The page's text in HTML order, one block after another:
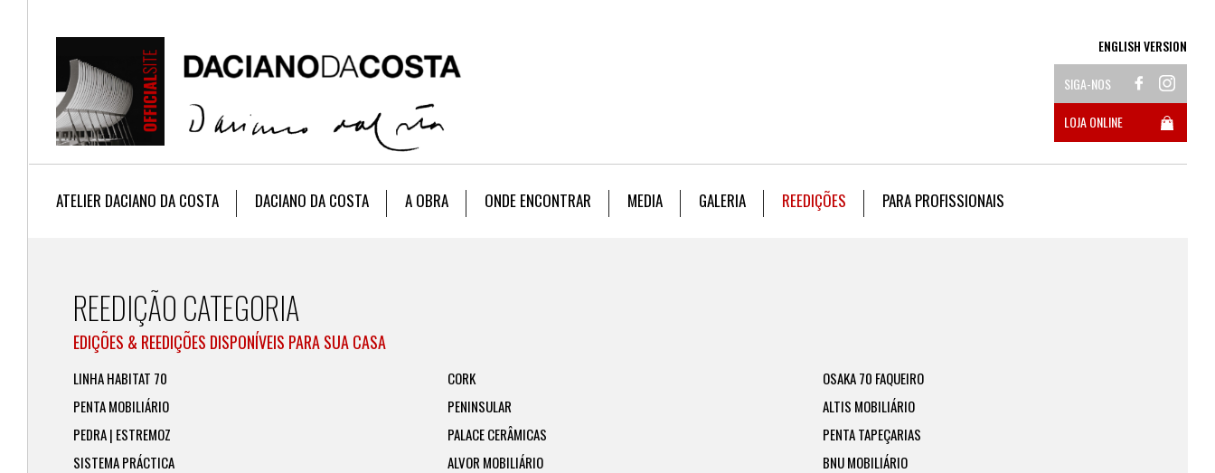
ENGLISH VERSION
SIGA-NOS
LOJA ONLINE
ATELIER DACIANO DA COSTA DACIANO DA COSTA A OBRA ONDE ENCONTRAR MEDIA GALERIA REEDIÇÕES PARA PROFISSIONAIS
REEDIÇÃO CATEGORIA
EDIÇÕES & REEDIÇÕES DISPONÍVEIS PARA SUA CASA
LINHA HABITAT 70 CORK
OSAKA 70 FAQUEIRO
PENTA MOBILIÁRIO
PENINSULAR
ALTIS MOBILIÁRIO
PEDRA | ESTREMOZ
PALACE CERÂMICAS
PENTA TAPEÇARIAS
SISTEMA PRÁCTICA
ALVOR MOBILIÁRIO
BNU MOBILIÁRIO